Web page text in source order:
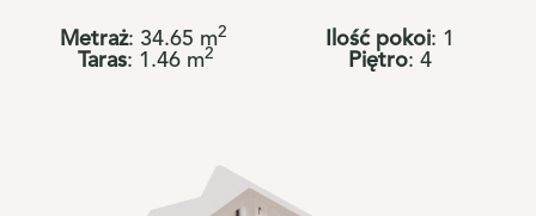
Metraż: 34.65 m2
Taras: 1.46 m2
Ilość pokoi: 1
Piętro: 4